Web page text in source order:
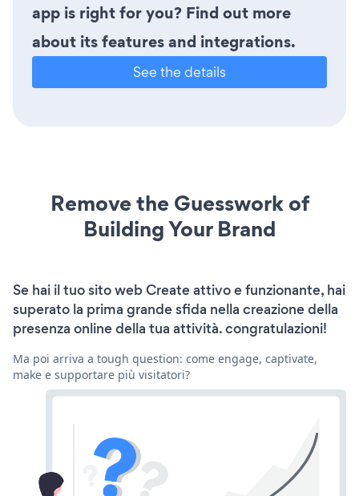
app is right for you? Find out more
about its features and integrations.
See the details
Remove the Guesswork of
Building Your Brand
Se hai il tuo sito web Create attivo e funzionante, hai
superato la prima grande sfida nella creazione della
presenza online della tua attività. congratulazioni!
Ma poi arriva a tough question: come engage, captivate,
make e supportare più visitatori?